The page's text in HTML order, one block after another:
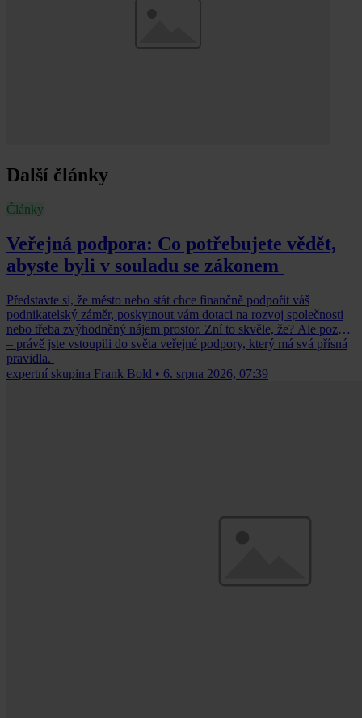
Další články
Články
Veřejná podpora: Co potřebujete vědět,
abyste byli v souladu se zákonem
Představte si, že město nebo stát chce finančně podpořit váš
podnikatelský záměr, poskytnout vám dotaci na rozvoj společnosti
nebo třeba zvýhodněný nájem prostor. Zní to skvěle, že? Ale pozor
– právě jste vstoupili do světa veřejné podpory, který má svá přísná
pravidla.
expertní skupina Frank Bold • 6. srpna 2026, 07:39